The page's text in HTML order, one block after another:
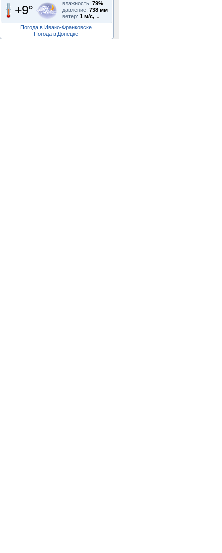
+9° влажность: 79%
давление: 738 мм
ветер: 1 м/с,
Погода в Ивано-Франковске
Погода в Донецке